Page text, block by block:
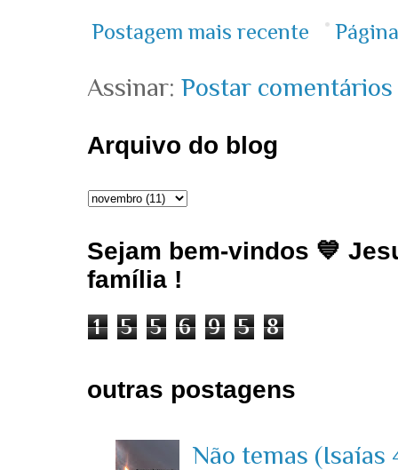
Postagem mais recente
Assinar:Postar
Arquivo do blog
Sejam bem-vindos 💙
família !
1 5 5 6 9 5 8
outras postagens
Não temas (Isaías